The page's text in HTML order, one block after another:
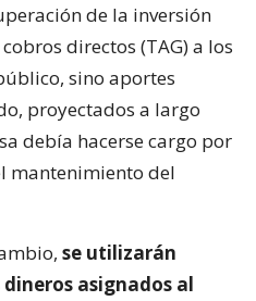
de la inversión
directos (TAG) a los
sino aportes
proyectados a largo
debía hacerse cargo por
mantenimiento del
se utilizarán
asignados al